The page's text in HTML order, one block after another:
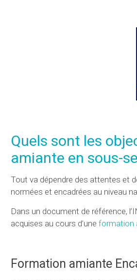
Quels sont les
amiante en sous-
Tout va dépendre des attentes et
normées et encadrées au niveau
Dans un document de référence,
acquises au cours d’une formation
Formation amiante